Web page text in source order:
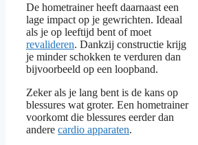
De hometrainer heeft daarnaast een
lage impact op je gewrichten. Ideaal
als je op leeftijd bent of moet
revalideren. Dankzij constructie krijg
je minder schokken te verduren dan
bijvoorbeeld op een loopband.
Zeker als je lang bent is de kans op
blessures wat groter. Een hometrainer
voorkomt die blessures eerder dan
andere cardio apparaten.